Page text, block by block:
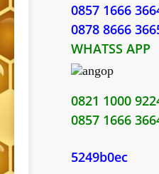
0857 1666
0878 8666
WHATSS APP
0821 1000
0857 1666
5249b0ec